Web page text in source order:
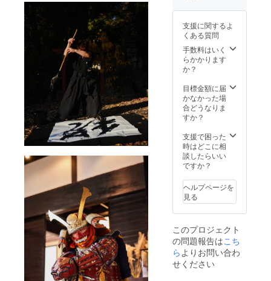
永、明
登、後
藤基次
の気分
です。
日時：
3月6
日、3月
21日、4
月10
24日、5
月8日、
5月22日
のいず
前9時集
合(当店
舗)、す
べての
間120
分、1日
上限4人
雨天ま
たは、
支援に関するよ
くある質問
手数料はいく
らかかります
か？
目標金額に届
かなかった場
合どうなりま
すか？
支援で困った
時はどこに相
談したらいい
ですか？
ヘルプページを
見る
このプロジェクト
の問題報告はこち
ら よりお問い合わ
せください